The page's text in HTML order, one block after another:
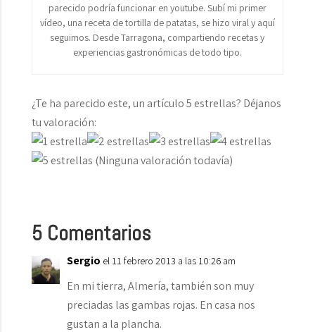
parecido podría funcionar en youtube. Subí mi primer
vídeo, una receta de tortilla de patatas, se hizo viral y aquí
seguimos. Desde Tarragona, compartiendo recetas y
experiencias gastronómicas de todo tipo.
¿Te ha parecido este, un artículo 5 estrellas? Déjanos
tu valoración:
(Ninguna valoración todavía)
5 Comentarios
Sergio el 11 febrero 2013 a las 10:26 am
En mi tierra, Almería, también son muy
preciadas las gambas rojas. En casa nos
gustan a la plancha.